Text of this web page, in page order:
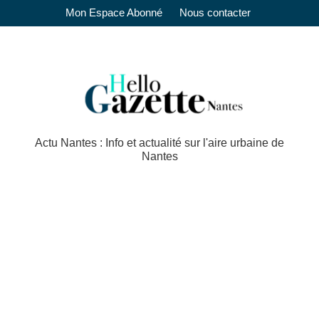
Mon Espace Abonné Nous contacter
Actu Nantes : Info et actualité sur l'aire urbaine de
Nantes